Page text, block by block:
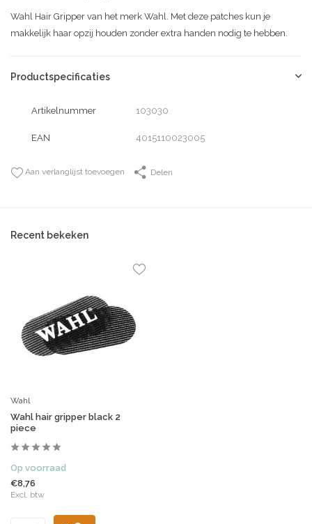
Wahl Hair Gripper van het merk Wahl. Met deze patches kun je
makkelijk haar opzij houden zonder extra handen nodig te hebben.
Productspecificaties
Artikelnummer 103030
EAN 4015110023005
Aan verlanglijst toevoegen Delen
Recent bekeken
Wahl
Wahl hair gripper black 2
piece
Op voorraad
€8,76
Excl. btw